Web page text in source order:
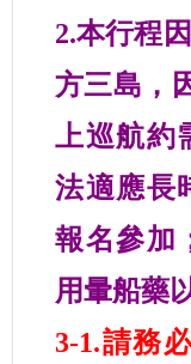
2.本行程
方三島，
上巡航約
法適應長
報名參加
用暈船藥
3-1.請務